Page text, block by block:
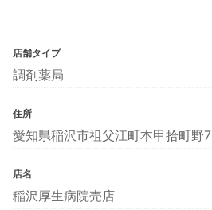
店舗タイプ
調剤薬局
住所
愛知県稲沢市祖父江町本甲拾町野7
店名
稲沢厚生病院売店